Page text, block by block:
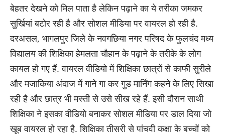
बेहतर देखने को मिल पाता है लेकिन पढ़ाने का ये तरीका जमकर
सुर्खियां बटोर रही है और सोशल मीडिया पर वायरल हो रही है.
दरअसल, भागलपुर जिले के नवगछिया नगर परिषद के फुलचंद मध्य
विद्यालय की शिक्षिका हेमलता चौहान के पढ़ाने के तरीके के लोग
कायल हो गए हैं. वायरल वीडियो में शिक्षिका छात्रों से काफी सुरीले
और मजाकिया अंदाज में गाने गा कर गुड मार्निंग कहने के लिए सिखा
रही है और छात्र भी मस्ती से उसे सीख रहे हैं. इसी दौरान साथी
शिक्षिका ने इसका वीडियो बनाकर सोशल मीडिया पर डाल दिया जो
खूब वायरल हो रहा है. शिक्षिका तीसरी से पांचवी कक्षा के बच्चों को